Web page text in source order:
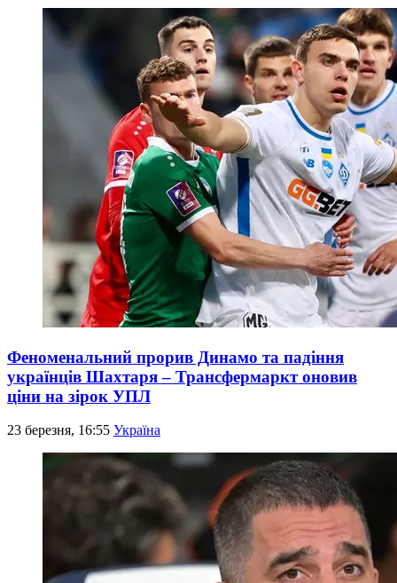
Феноменальний прорив Динамо та падіння
українців Шахтаря – Трансфермаркт оновив
ціни на зірок УПЛ
23 березня, 16:55 Україна